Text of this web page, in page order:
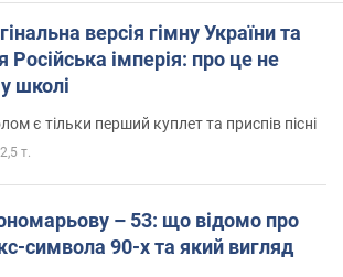
версія гімну України та
Російська імперія: про це не
школі
є тільки перший куплет та приспів пісні
2,5 т.
– 53: що відомо про
символа 90-х та який вигляд